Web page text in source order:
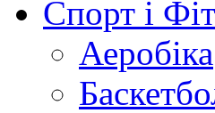
Спорт і
Аеробіка